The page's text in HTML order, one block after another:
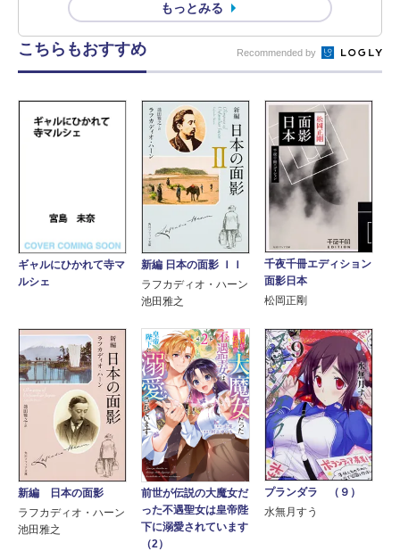
もっとみる
こちらもおすすめ Recommended by
ギャルにひかれて寺マ
ルシェ
新編 日本の面影 ＩＩ
ラフカディオ・ハーン
池田雅之
千夜千冊エディション
面影日本
松岡正剛
新編 日本の面影
ラフカディオ・ハーン
池田雅之
前世が伝説の大魔女だ
った不遇聖女は皇帝陛
下に溺愛されています
（2）
プランダラ （９）
水無月すう